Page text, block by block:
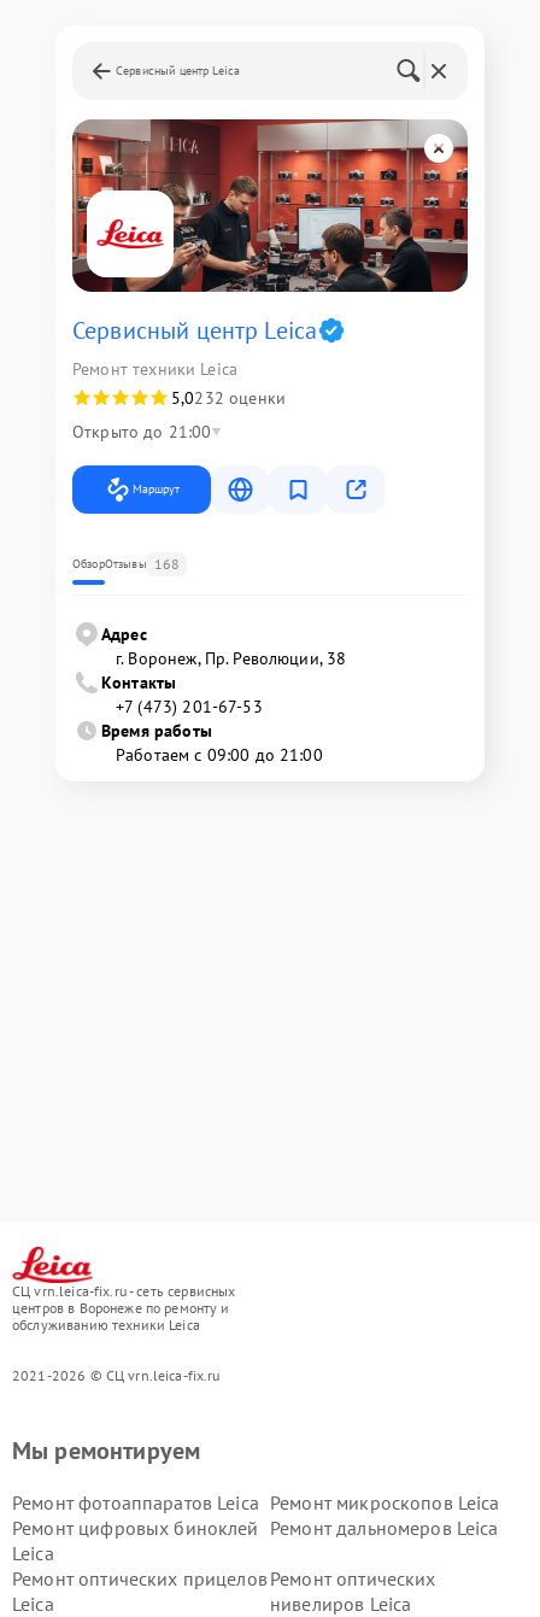
Сервисный центр Leica
Сервисный центр Leica
Ремонт техники Leica
5,0232 оценки
Открыто до 21:00
Маршрут
ОбзорОтзывы 168
Адрес
г. Воронеж, Пр. Революции, 38
Контакты
+7 (473) 201-67-53
Время работы
Работаем с 09:00 до 21:00
СЦ vrn.leica-fix.ru - сеть сервисных
центров в Воронеже по ремонту и
обслуживанию техники Leica
2021-2026 © СЦ vrn.leica-fix.ru
Мы ремонтируем
Ремонт фотоаппаратов Leica Ремонт микроскопов Leica
Ремонт цифровых биноклей
Leica
Ремонт дальномеров Leica
Ремонт оптических прицелов
Leica
Ремонт оптических
нивелиров Leica